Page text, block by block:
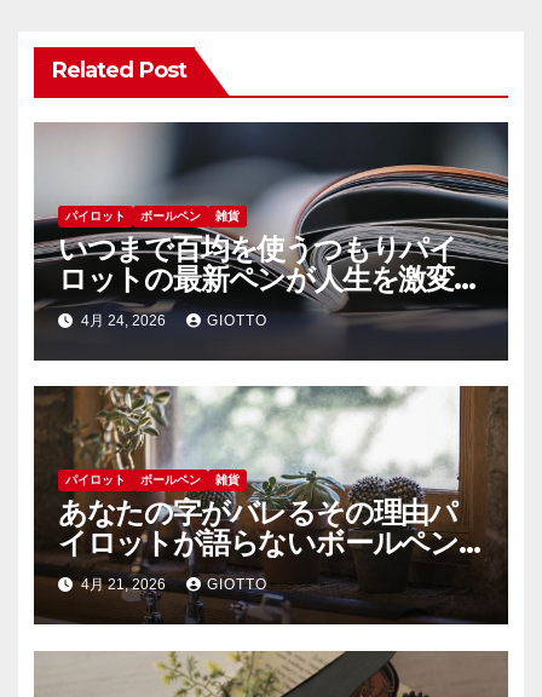
ン
Related Post
パイロット ボールペン 雑貨
いつまで百均を使うつもりパイ
ロットの最新ペンが人生を激変さ
せる理由
4月 24, 2026 GIOTTO
パイロット ボールペン 雑貨
あなたの字がバレるその理由パ
イロットが語らないボールペン
中毒社会の裏側
4月 21, 2026 GIOTTO